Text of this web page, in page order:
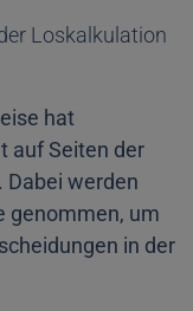
Loskalkulation
hat
auf Seiten der
Dabei werden
genommen, um
in der